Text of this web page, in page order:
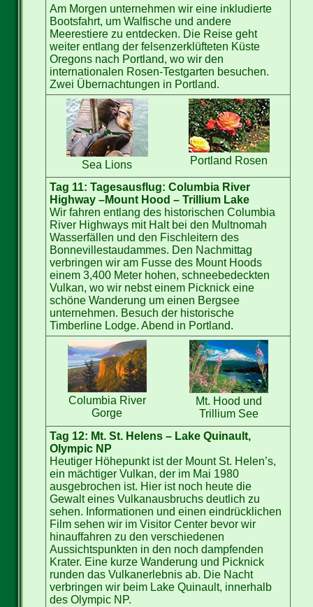
Am Morgen unternehmen wir eine inkludierte
Bootsfahrt, um Walfische und andere
Meerestiere zu entdecken. Die Reise geht
weiter entlang der felsenzerklüfteten Küste
Oregons nach Portland, wo wir den
internationalen Rosen-Testgarten besuchen.
Zwei Übernachtungen in Portland.
Sea Lions Portland Rosen
Tag 11: Tagesausflug: Columbia River
Highway –Mount Hood – Trillium Lake
Wir fahren entlang des historischen Columbia
River Highways mit Halt bei den Multnomah
Wasserfällen und den Fischleitern des
Bonnevillestaudammes. Den Nachmittag
verbringen wir am Fusse des Mount Hoods
einem 3,400 Meter hohen, schneebedeckten
Vulkan, wo wir nebst einem Picknick eine
schöne Wanderung um einen Bergsee
unternehmen. Besuch der historische
Timberline Lodge. Abend in Portland.
Columbia River
Gorge
Mt. Hood und
Trillium See
Tag 12: Mt. St. Helens – Lake Quinault,
Olympic NP
Heutiger Höhepunkt ist der Mount St. Helen’s,
ein mächtiger Vulkan, der im Mai 1980
ausgebrochen ist. Hier ist noch heute die
Gewalt eines Vulkanausbruchs deutlich zu
sehen. Informationen und einen eindrücklichen
Film sehen wir im Visitor Center bevor wir
hinauffahren zu den verschiedenen
Aussichtspunkten in den noch dampfenden
Krater. Eine kurze Wanderung und Picknick
runden das Vulkanerlebnis ab. Die Nacht
verbringen wir beim Lake Quinault, innerhalb
des Olympic NP.